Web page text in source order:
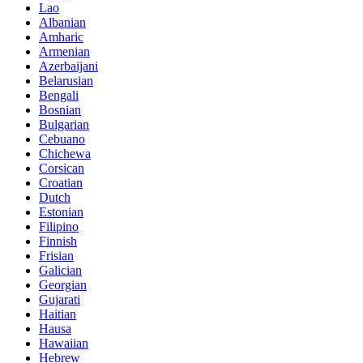
Lao
Albanian
Amharic
Armenian
Azerbaijani
Belarusian
Bengali
Bosnian
Bulgarian
Cebuano
Chichewa
Corsican
Croatian
Dutch
Estonian
Filipino
Finnish
Frisian
Galician
Georgian
Gujarati
Haitian
Hausa
Hawaiian
Hebrew